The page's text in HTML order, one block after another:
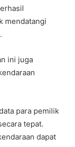
mendatangi
ini juga
para pemilik
tepat.
dapat